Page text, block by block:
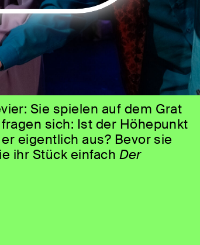
Sie spielen auf dem Grat
sich: Ist der Höhepunkt
eigentlich aus? Bevor sie
ihr Stück einfach Der
weiß ja nie! Denn in
Leben? Was fehlt mir am
steh ich eigentlich auf
weil wir gerade viel Halt